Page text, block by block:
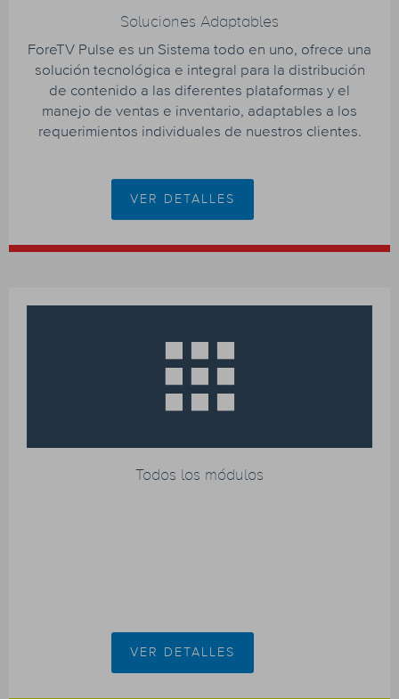
Soluciones Adaptables
ForeTV Pulse es un Sistema todo en uno, ofrece una
solución tecnológica e integral para la distribución
de contenido a las diferentes plataformas y el
manejo de ventas e inventario, adaptables a los
requerimientos individuales de nuestros clientes.
VER DETALLES
Todos los módulos
VER DETALLES